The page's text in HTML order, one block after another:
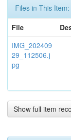
Files in This Item:
File
IMG_202409
29_112506.j
pg
Show full item